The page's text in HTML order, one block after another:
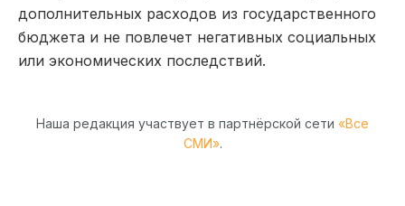
дополнительных расходов из государственного
бюджета и не повлечет негативных социальных
или экономических последствий.
Наша редакция участвует в партнёрской сети «Все
СМИ».